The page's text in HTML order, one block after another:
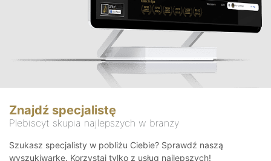
Znajdź specjalistę
Plebiscyt skupia najlepszych w branży
Szukasz specjalisty w pobliżu Ciebie? Sprawdź naszą
wyszukiwarkę. Korzystaj tylko z usług najlepszych!